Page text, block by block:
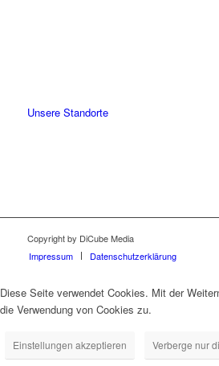
Unsere Standorte
Copyright by DiCube Media
Impressum
Datenschutzerklärung
Diese Seite verwendet Cookies. Mit der
die Verwendung von Cookies zu.
Einstellungen akzeptieren Verberge nur